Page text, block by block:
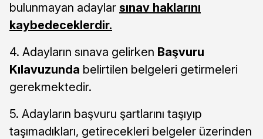
bulunmayan adaylar sınav haklarını
kaybedeceklerdir.
4. Adayların sınava gelirken Başvuru
Kılavuzunda belirtilen belgeleri getirmeleri
gerekmektedir.
5. Adayların başvuru şartlarını taşıyıp
taşımadıkları, getirecekleri belgeler üzerinden